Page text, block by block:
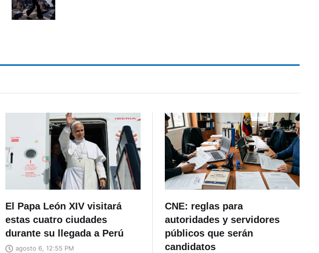
El Papa León XIV visitará
estas cuatro ciudades
durante su llegada a Perú
agosto 6, 12:55 PM
CNE: reglas para
autoridades y servidores
públicos que serán
candidatos